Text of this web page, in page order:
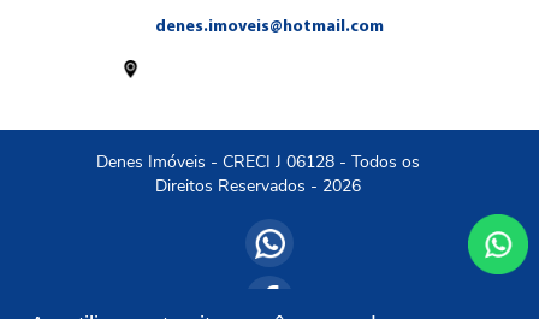
denes.imoveis@hotmail.com
Denes Imóveis - CRECI J 06128 - Todos os
Direitos Reservados - 2026